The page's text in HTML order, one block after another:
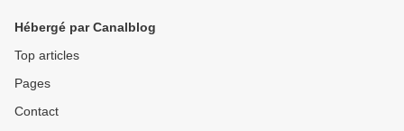
Hébergé par Canalblog
Top articles
Pages
Contact